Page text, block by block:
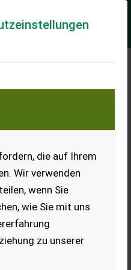
die auf Ihrem
Wir verwenden
wenn Sie
wie Sie mit uns
zu unserer
Baumaschinen –
hydraulischem Seilausstoß
Funk Autec, Kipp-Stop,